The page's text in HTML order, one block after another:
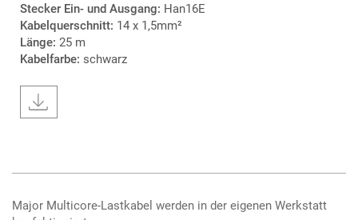
Stecker Ein- und Ausgang: Han16E
Kabelquerschnitt: 14 x 1,5mm²
Länge: 25 m
Kabelfarbe: schwarz
Major Multicore-Lastkabel werden in der eigenen Werkstatt